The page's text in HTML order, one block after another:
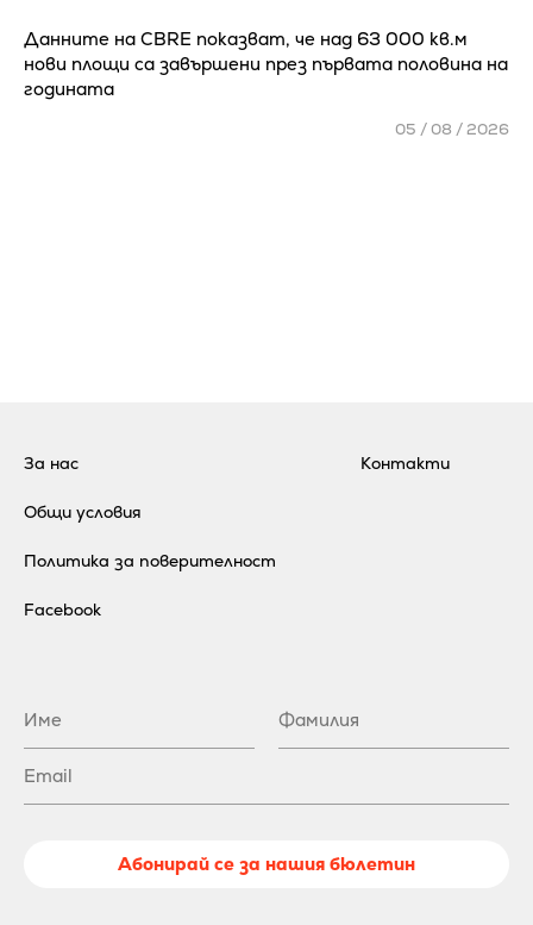
Данните на CBRE показват, че над 63 000 кв.м
нови площи са завършени през първата половина на
годината
05 / 08 / 2026
За нас
Общи условия
Политика за поверителност
Контакти
Facebook
Абонирай се за нашия бюлетин